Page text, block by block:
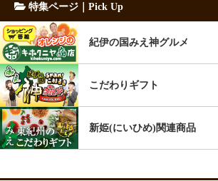
特集ページ｜Pick Up
紀伊の国みえ神グルメ
こだわりギフト
新姫(にいひめ)関連商品